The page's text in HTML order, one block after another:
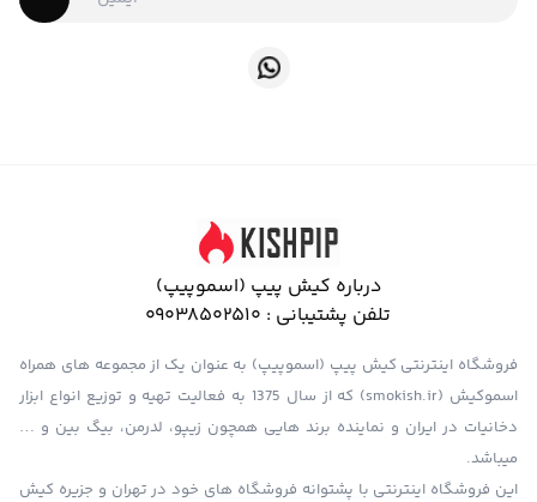
درباره کیش پیپ (اسموپیپ)
تلفن پشتیبانی : 09038502510
فروشگاه اینترنتی کیش پیپ (اسموپیپ) به عنوان یک از مجموعه های همراه
اسموکیش (smokish.ir) که از سال 1375 به فعالیت تهیه و توزیع انواع ابزار
دخانیات در ایران و نماینده برند هایی همچون زیپو، لدرمن، بیگ بین و …
میباشد.
این فروشگاه اینترنتی با پشتوانه فروشگاه های خود در تهران و جزیره کیش